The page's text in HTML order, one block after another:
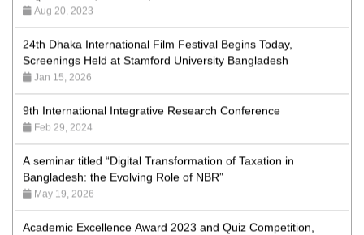
24th Dhaka International Film Festival Begins Today,
Screenings Held at Stamford University Bangladesh
Jan 15, 2026
9th International Integrative Research Conference
Feb 29, 2024
A seminar titled “Digital Transformation of Taxation in
Bangladesh: the Evolving Role of NBR”
May 19, 2026
Academic Excellence Award 2023 and Quiz Competition,
Spring 2023: Dept. of Law